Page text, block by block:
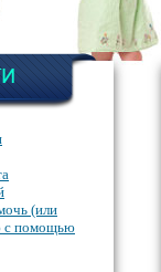
(или
с помощью